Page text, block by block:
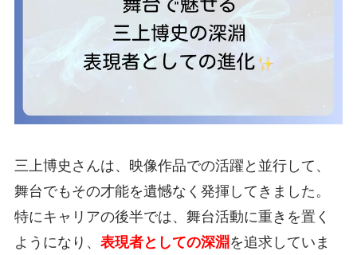
三上博史さんは、映像作品での活躍と並行して、
舞台でもその才能を遺憾なく発揮してきました。
特にキャリアの後半では、舞台活動に重きを置く
ようになり、 表現者としての深淵 を追求していま